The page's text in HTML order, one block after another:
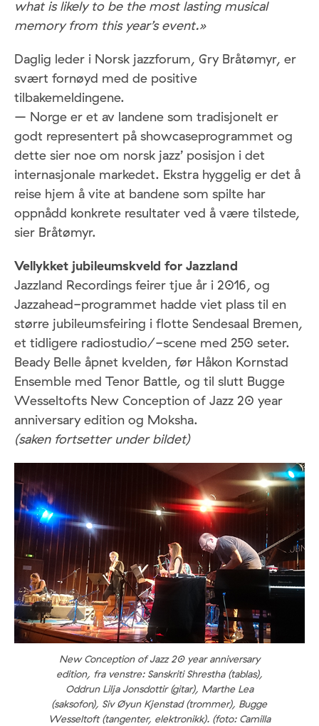
what is likely to be the most lasting musical
memory from this year’s event.»
Daglig leder i Norsk jazzforum, Gry Bråtømyr, er
svært fornøyd med de positive
tilbakemeldingene.
– Norge er et av landene som tradisjonelt er
godt representert på showcaseprogrammet og
dette sier noe om norsk jazz’ posisjon i det
internasjonale markedet. Ekstra hyggelig er det å
reise hjem å vite at bandene som spilte har
oppnådd konkrete resultater ved å være tilstede,
sier Bråtømyr.
Vellykket jubileumskveld for Jazzland
Jazzland Recordings feirer tjue år i 2016, og
Jazzahead-programmet hadde viet plass til en
større jubileumsfeiring i flotte Sendesaal Bremen,
et tidligere radiostudio/-scene med 250 seter.
Beady Belle åpnet kvelden, før Håkon Kornstad
Ensemble med Tenor Battle, og til slutt Bugge
Wesseltofts New Conception of Jazz 20 year
anniversary edition og Moksha.
(saken fortsetter under bildet)
New Conception of Jazz 20 year anniversary
edition, fra venstre: Sanskriti Shrestha (tablas),
Oddrun Lilja Jonsdottir (gitar), Marthe Lea
(saksofon), Siv Øyun Kjenstad (trommer), Bugge
Wesseltoft (tangenter, elektronikk). (foto: Camilla